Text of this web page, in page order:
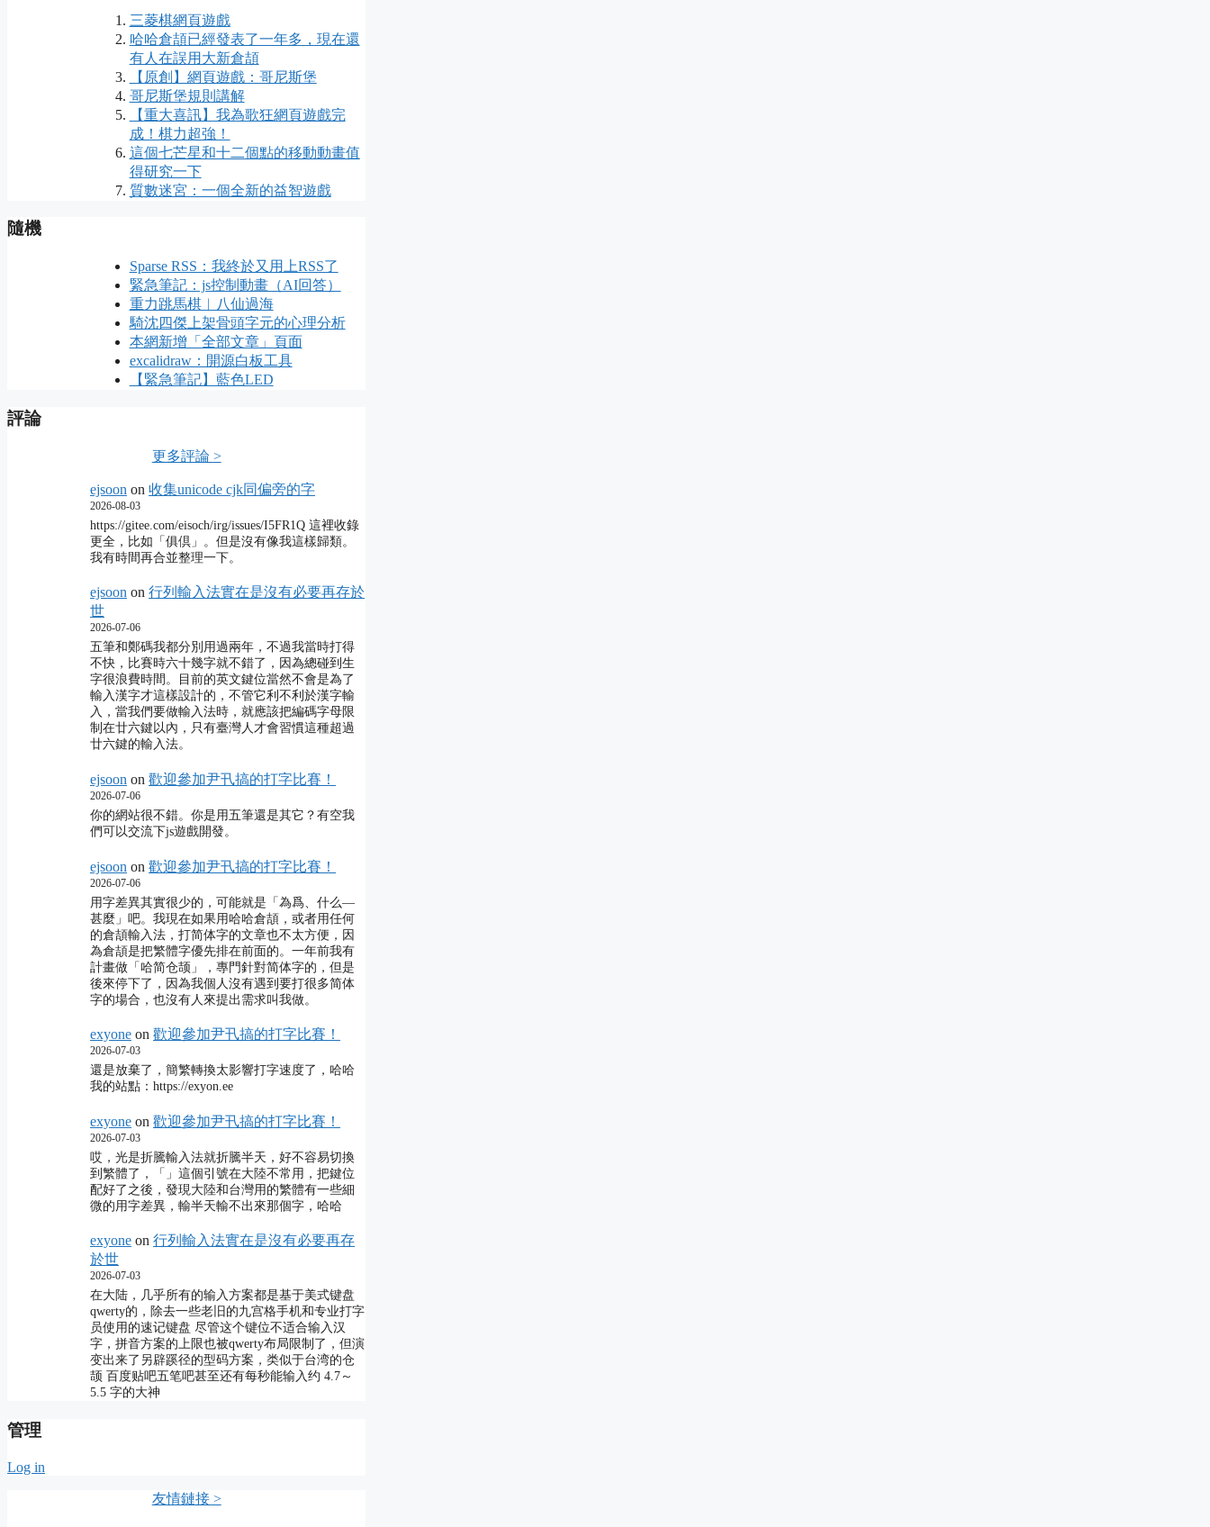
三菱棋網頁遊戲
哈哈倉頡已經發表了一年多，現在還
有人在誤用大新倉頡
【原創】網頁遊戲：哥尼斯堡
哥尼斯堡規則講解
【重大喜訊】我為歌狂網頁遊戲完
成！棋力超強！
這個七芒星和十二個點的移動動畫值
得研究一下
質數迷宮：一個全新的益智遊戲
隨機
Sparse RSS：我終於又用上RSS了
緊急筆記：js控制動畫（AI回答）
重力跳馬棋︱八仙過海
騎沈四傑上架骨頭字元的心理分析
本網新增「全部文章」頁面
excalidraw：開源白板工具
【緊急筆記】藍色LED
評論
更多評論 >
ejsoon on 收集unicode cjk同偏旁的字
2026-08-03
https://gitee.com/eisoch/irg/issues/I5FR1Q 這裡收錄
更全，比如「俱倶」。但是沒有像我這樣歸類。
我有時間再合並整理一下。
ejsoon on 行列輸入法實在是沒有必要再存於
世
2026-07-06
五筆和鄭碼我都分別用過兩年，不過我當時打得
不快，比賽時六十幾字就不錯了，因為總碰到生
字很浪費時間。目前的英文鍵位當然不會是為了
輸入漢字才這樣設計的，不管它利不利於漢字輸
入，當我們要做輸入法時，就應該把編碼字母限
制在廿六鍵以內，只有臺灣人才會習慣這種超過
廿六鍵的輸入法。
ejsoon on 歡迎參加尹卂搞的打字比賽！
2026-07-06
你的網站很不錯。你是用五筆還是其它？有空我
們可以交流下js遊戲開發。
ejsoon on 歡迎參加尹卂搞的打字比賽！
2026-07-06
用字差異其實很少的，可能就是「為爲、什么―
甚麼」吧。我現在如果用哈哈倉頡，或者用任何
的倉頡輸入法，打简体字的文章也不太方便，因
為倉頡是把繁體字優先排在前面的。一年前我有
計畫做「哈简仓颉」，專門針對简体字的，但是
後來停下了，因為我個人沒有遇到要打很多简体
字的場合，也沒有人來提出需求叫我做。
exyone on 歡迎參加尹卂搞的打字比賽！
2026-07-03
還是放棄了，簡繁轉換太影響打字速度了，哈哈
我的站點：https://exyon.ee
exyone on 歡迎參加尹卂搞的打字比賽！
2026-07-03
哎，光是折騰輸入法就折騰半天，好不容易切換
到繁體了，「」這個引號在大陸不常用，把鍵位
配好了之後，發現大陸和台灣用的繁體有一些細
微的用字差異，輸半天輸不出來那個字，哈哈
exyone on 行列輸入法實在是沒有必要再存
於世
2026-07-03
在大陆，几乎所有的输入方案都是基于美式键盘
qwerty的，除去一些老旧的九宫格手机和专业打字
员使用的速记键盘 尽管这个键位不适合输入汉
字，拼音方案的上限也被qwerty布局限制了，但演
变出来了另辟蹊径的型码方案，类似于台湾的仓
颉 百度贴吧五笔吧甚至还有每秒能输入约 4.7～
5.5 字的大神
管理
Log in
友情鏈接 >